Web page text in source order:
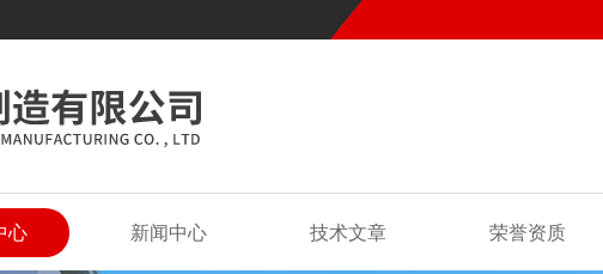
心 新闻中心 技术文章 荣誉资质